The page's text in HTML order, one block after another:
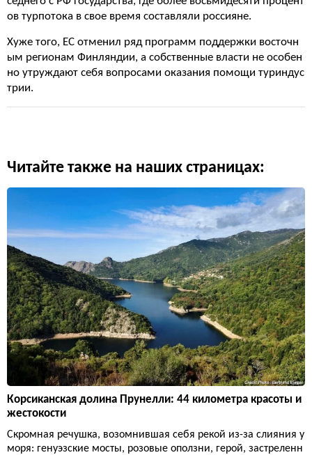
ов турпотока в свое время составляли россияне.
Хуже того, ЕС отменил ряд программ поддержки восточн
ым регионам Финляндии, а собственные власти не особен
но утруждают себя вопросами оказания помощи туриндус
трии.
Читайте также на наших страницах:
Корсиканская долина Прунелли: 44 километра красоты и
жестокости
Скромная речушка, возомнившая себя рекой из-за слияния у
моря: генуэзские мосты, розовые оползни, герой, застреленн